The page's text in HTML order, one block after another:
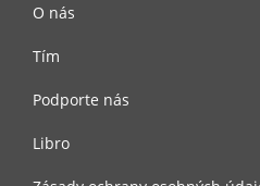
O nás
Tím
Podporte nás
Libro